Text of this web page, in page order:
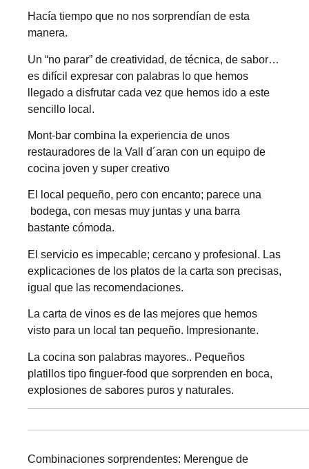
Hacía tiempo que no nos sorprendían de esta
manera.
Un “no parar” de creatividad, de técnica, de sabor…
es difícil expresar con palabras lo que hemos
llegado a disfrutar cada vez que hemos ido a este
sencillo local.
Mont-bar combina la experiencia de unos
restauradores de la Vall d´aran con un equipo de
cocina joven y super creativo
El local pequeño, pero con encanto; parece una
bodega, con mesas muy juntas y una barra
bastante cómoda.
El servicio es impecable; cercano y profesional. Las
explicaciones de los platos de la carta son precisas,
igual que las recomendaciones.
La carta de vinos es de las mejores que hemos
visto para un local tan pequeño. Impresionante.
La cocina son palabras mayores.. Pequeños
platillos tipo finguer-food que sorprenden en boca,
explosiones de sabores puros y naturales.
Combinaciones sorprendentes: Merengue de